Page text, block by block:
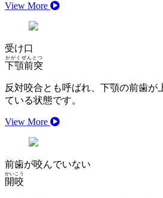
View More
受け口
下顎前突
かがくぜんとつ
反対咬合とも呼ばれ、下顎の前歯が
ている状態です。
View More
前歯が咬んでいない
開咬
かいこう